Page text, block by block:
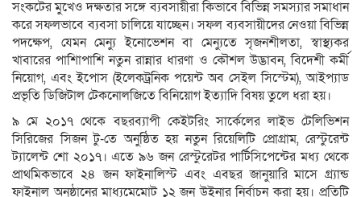
সংকটের মুখেও দক্ষতার সঙ্গে ব্যবসায়ীরা কিভাবে বিভিন্ন সমস্যার সমাধান
করে সফলভাবে ব্যবসা চালিয়ে যাচ্ছেন। সফল ব্যবসায়ীদের নেওয়া বিভিন্ন
পদক্ষেপ, যেমন মেন্যু ইনোভেশন বা মেন্যুতে সৃজনশীলতা, স্বাস্থ্যকর
খাবারের পাশিাপাশি নতুন রান্নার ধারণা ও কৌশল উদ্ভাবন, বিদেশী কর্মী
নিয়োগ, এবং ইপোস (ইলেকট্রনিক পয়েন্ট অব সেইল সিস্টেম), আইপ্যাড
প্রভৃতি ডিজিটাল টেকনোলজিতে বিনিয়োগ ইত্যাদি বিষয় তুলে ধরা হয়।
৯ মে ২০১৭ থেকে বছরব্যাপী কেইটরিং সার্কেলের লাইভ টেলিভিশন
সিরিজের সিজন টু-তে অনুষ্ঠিত হয় নতুন রিয়েলিটি প্রোগ্রাম, রেস্টুরেন্ট
ট্যালেন্ট শো ২০১৭। এতে ৯৬ জন রেস্টুরেটর পার্টিসিপেন্টের মধ্য থেকে
প্রাথমিকভাবে ২৪ জন ফাইনালিস্ট এবং এবছর জানুয়ারি মাসে গ্র্যান্ড
ফাইনাল অনুষ্ঠানের মাধ্যমেমোট ১২ জন উইনার নির্বাচন করা হয়। প্রতিটি